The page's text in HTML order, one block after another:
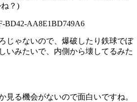
？)
じゃないので、爆破したり鉄球でぼ
いみたいで、内側から壊してるみた
見る機会がないので面白いですね。